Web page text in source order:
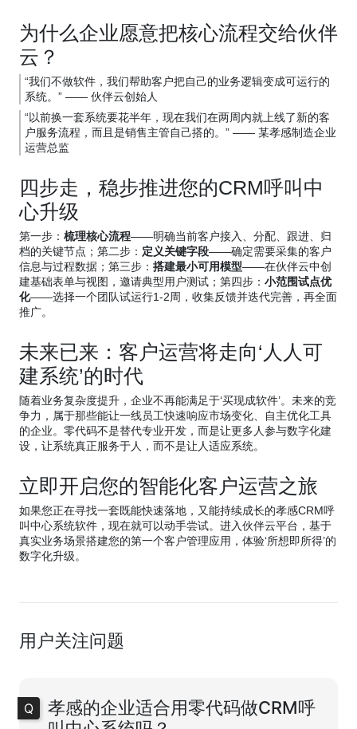
为什么企业愿意把核心流程交给伙伴
云？
“我们不做软件，我们帮助客户把自己的业务逻辑变成可运行的
系统。” —— 伙伴云创始人
“以前换一套系统要花半年，现在我们在两周内就上线了新的客
户服务流程，而且是销售主管自己搭的。” —— 某孝感制造企业
运营总监
四步走，稳步推进您的CRM呼叫中
心升级
第一步： 梳理核心流程——明确当前客户接入、分配、跟进、归
档的关键节点；第二步： 定义关键字段——确定需要采集的客户
信息与过程数据；第三步： 搭建最小可用模型——在伙伴云中创
建基础表单与视图，邀请典型用户测试；第四步： 小范围试点优
化——选择一个团队试运行1-2周，收集反馈并迭代完善，再全面
推广。
未来已来：客户运营将走向‘人人可
建系统’的时代
随着业务复杂度提升，企业不再能满足于‘买现成软件’。未来的竞
争力，属于那些能让一线员工快速响应市场变化、自主优化工具
的企业。零代码不是替代专业开发，而是让更多人参与数字化建
设，让系统真正服务于人，而不是让人适应系统。
立即开启您的智能化客户运营之旅
如果您正在寻找一套既能快速落地，又能持续成长的孝感CRM呼
叫中心系统软件，现在就可以动手尝试。进入伙伴云平台，基于
真实业务场景搭建您的第一个客户管理应用，体验‘所想即所得’的
数字化升级。
用户关注问题
孝感的企业适合用零代码做CRM呼